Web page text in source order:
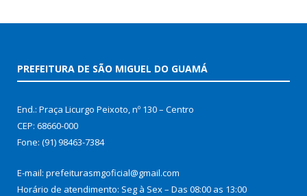
PREFEITURA DE SÃO MIGUEL DO GUAMÁ
End.: Praça Licurgo Peixoto, nº 130 – Centro
CEP: 68660-000
Fone: (91) 98463-7384
E-mail: prefeiturasmgoficial@gmail.com
Horário de atendimento: Seg à Sex – Das 08:00 as 13:00